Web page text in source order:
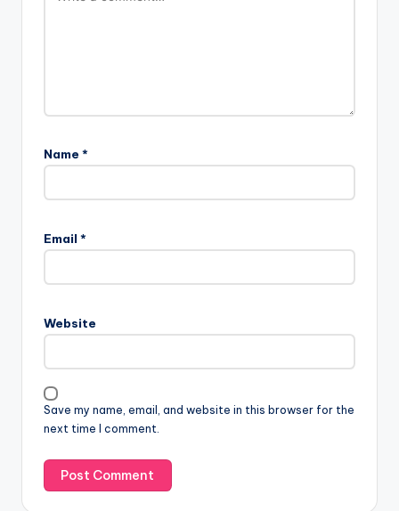
Name *
Email *
Website
Save my name, email, and website in this browser for the
next time I comment.